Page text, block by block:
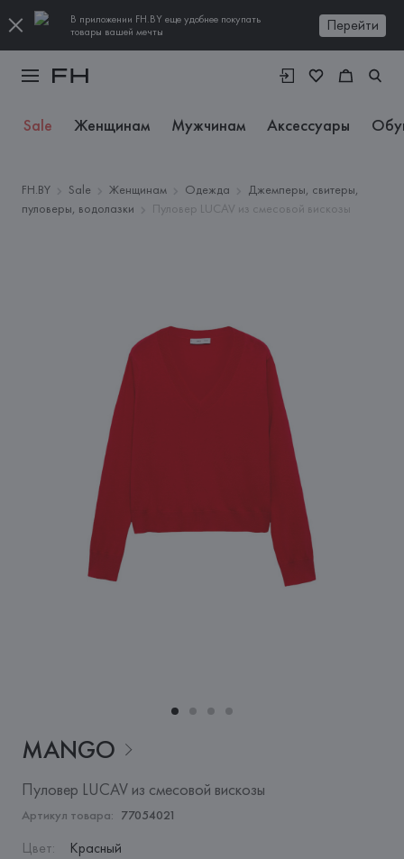
В приложении FH.BY еще удобнее покупать
товары вашей мечты
Перейти
Sale Женщинам Мужчинам Аксессуары
FH.BY Sale Женщинам Одежда
Джемперы, свитеры,
пуловеры, водолазки
Пуловер LUCAV из смесовой вискозы
MANGO
Пуловер LUCAV из смесовой вискозы
Артикул товара: 77054021
Цвет: Красный